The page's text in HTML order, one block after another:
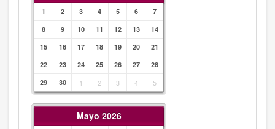
1 2 3 4 5 6
7
8
9 10 11 12 13
14
15
16 17 18 19 20
21
22
23 24 25 26 27
28
29
30 1 2 3 4 5
Mayo 2026